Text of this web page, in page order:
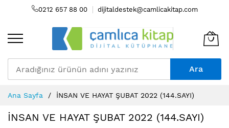
0212 657 88 00 dijitaldestek@camlicakitap.com
Ara
to
Content
Ana Sayfa İNSAN VE HAYAT ŞUBAT 2022 (144.SAYI)
İNSAN VE HAYAT ŞUBAT 2022 (144.SAYI)